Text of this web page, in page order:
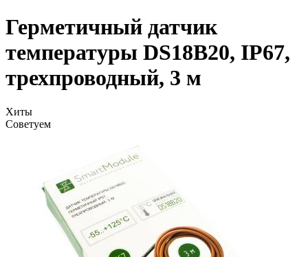
Герметичный датчик
температуры DS18B20, IP67,
трехпроводный, 3 м
Хиты
Советуем